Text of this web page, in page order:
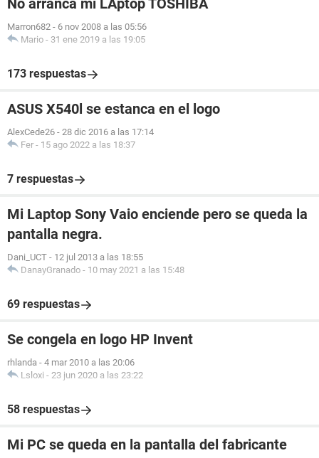
No arranca mi LAptop TOSHIBA
Marron682 - 6 nov 2008 a las 05:56
Mario - 31 ene 2019 a las 19:05
173 respuestas
ASUS X540l se estanca en el logo
AlexCede26 - 28 dic 2016 a las 17:14
Fer - 15 ago 2022 a las 18:37
7 respuestas
Mi Laptop Sony Vaio enciende pero se queda la
pantalla negra.
Dani_UCT - 12 jul 2013 a las 18:55
DanayGranado - 10 may 2021 a las 15:48
69 respuestas
Se congela en logo HP Invent
rhlanda - 4 mar 2010 a las 20:06
Lsloxi - 23 jun 2020 a las 23:22
58 respuestas
Mi PC se queda en la pantalla del fabricante